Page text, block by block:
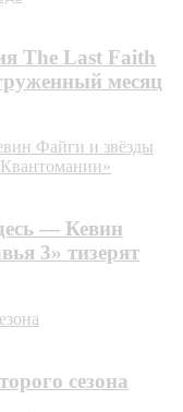
The Last Faith
месяц
Файги и звёзды
— Кевин
3» тизерят
сезона